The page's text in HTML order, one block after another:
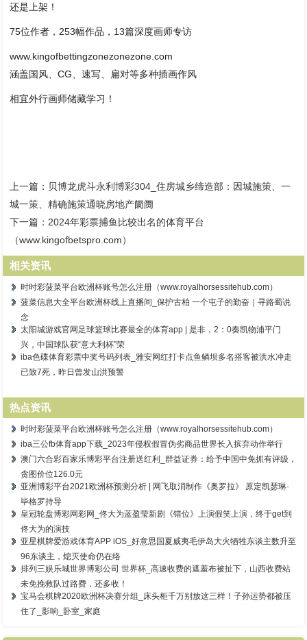
还是上架！
75位作者，253幅作品，13篇深度画师专访
www.kingofbettingzonezonezone.com
涵盖国风、CG、速写、扁对等多种插画作风
相宜外行画师储藏学习！
上一篇： 贝博龙虎斗永利博彩304_住房城乡缔造部：因城施策、一
城一策、精确施策通晓房地产阛阓
下一篇： 2024年彩票捕鱼比较出名的体育平台
（www.kingofbetspro.com）
相关资讯
时时彩菠菜平台欧洲杯账号怎么注册（www.royalhorsessitehub.com）
菠菜信息大全平台欧洲杯线上直播间_保护古柏 一个屯子的勤奋｜寻路蜀说
念
太阳城游戏官网足球篮球比赛最全的体育app | 是非，2：0奏凯物浦平门
兴，中国球队获“意大利杯”荣
iba色碟体育彩票中奖号码列表_雅安网红打卡点鱼鳞坝多名搭客被洪水冲走
已致7死，昨日曾发山洪预警
热点资讯
时时彩菠菜平台欧洲杯账号怎么注册（www.royalhorsessitehub.com）
iba三公fb体育app下载_2023年侵权假冒伪劣商品世界长入摈弃动作举行
澳门六合彩百家乐博彩平台注册送红利_群益证券：给予中国中免抓有评级，
贪图价位126.0元
亚洲博彩平台2021欧洲杯预测分析 | 网飞取消制作《奥罗拉》 原定凯瑟琳·
毕格罗持导
皇冠轮盘博彩网彩网_佟大为蓝盈莹新剧《错位》上演假笑上演，终于get到
佟大为的演技
亚星棋牌爱游戏体育APP iOS_好意思国夏威夷毛伊岛大火牺牲东谈主数升至
96东谈主，熄灭使命仍在络
排列三娱乐城世界博彩公司 世界杯_高速收费的遮羞布被扯下，山西收费站
未免挽救队过路费，还多收！
宝马会棋牌2020欧洲杯决赛分组_床头柜千万别放这三样！子孙运势都被压
住了_影响_卧室_家庭